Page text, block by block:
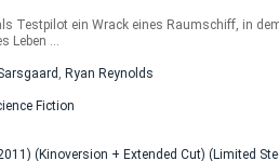
Testpilot ein Wrack eines Raumschiff, in
Leben ...
, Ryan Reynolds
Fiction